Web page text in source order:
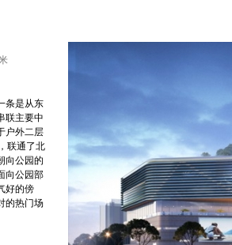
条是从东
联主要中
户外二层
联通了北
向公园的
向公园部
好的傍
的热门场